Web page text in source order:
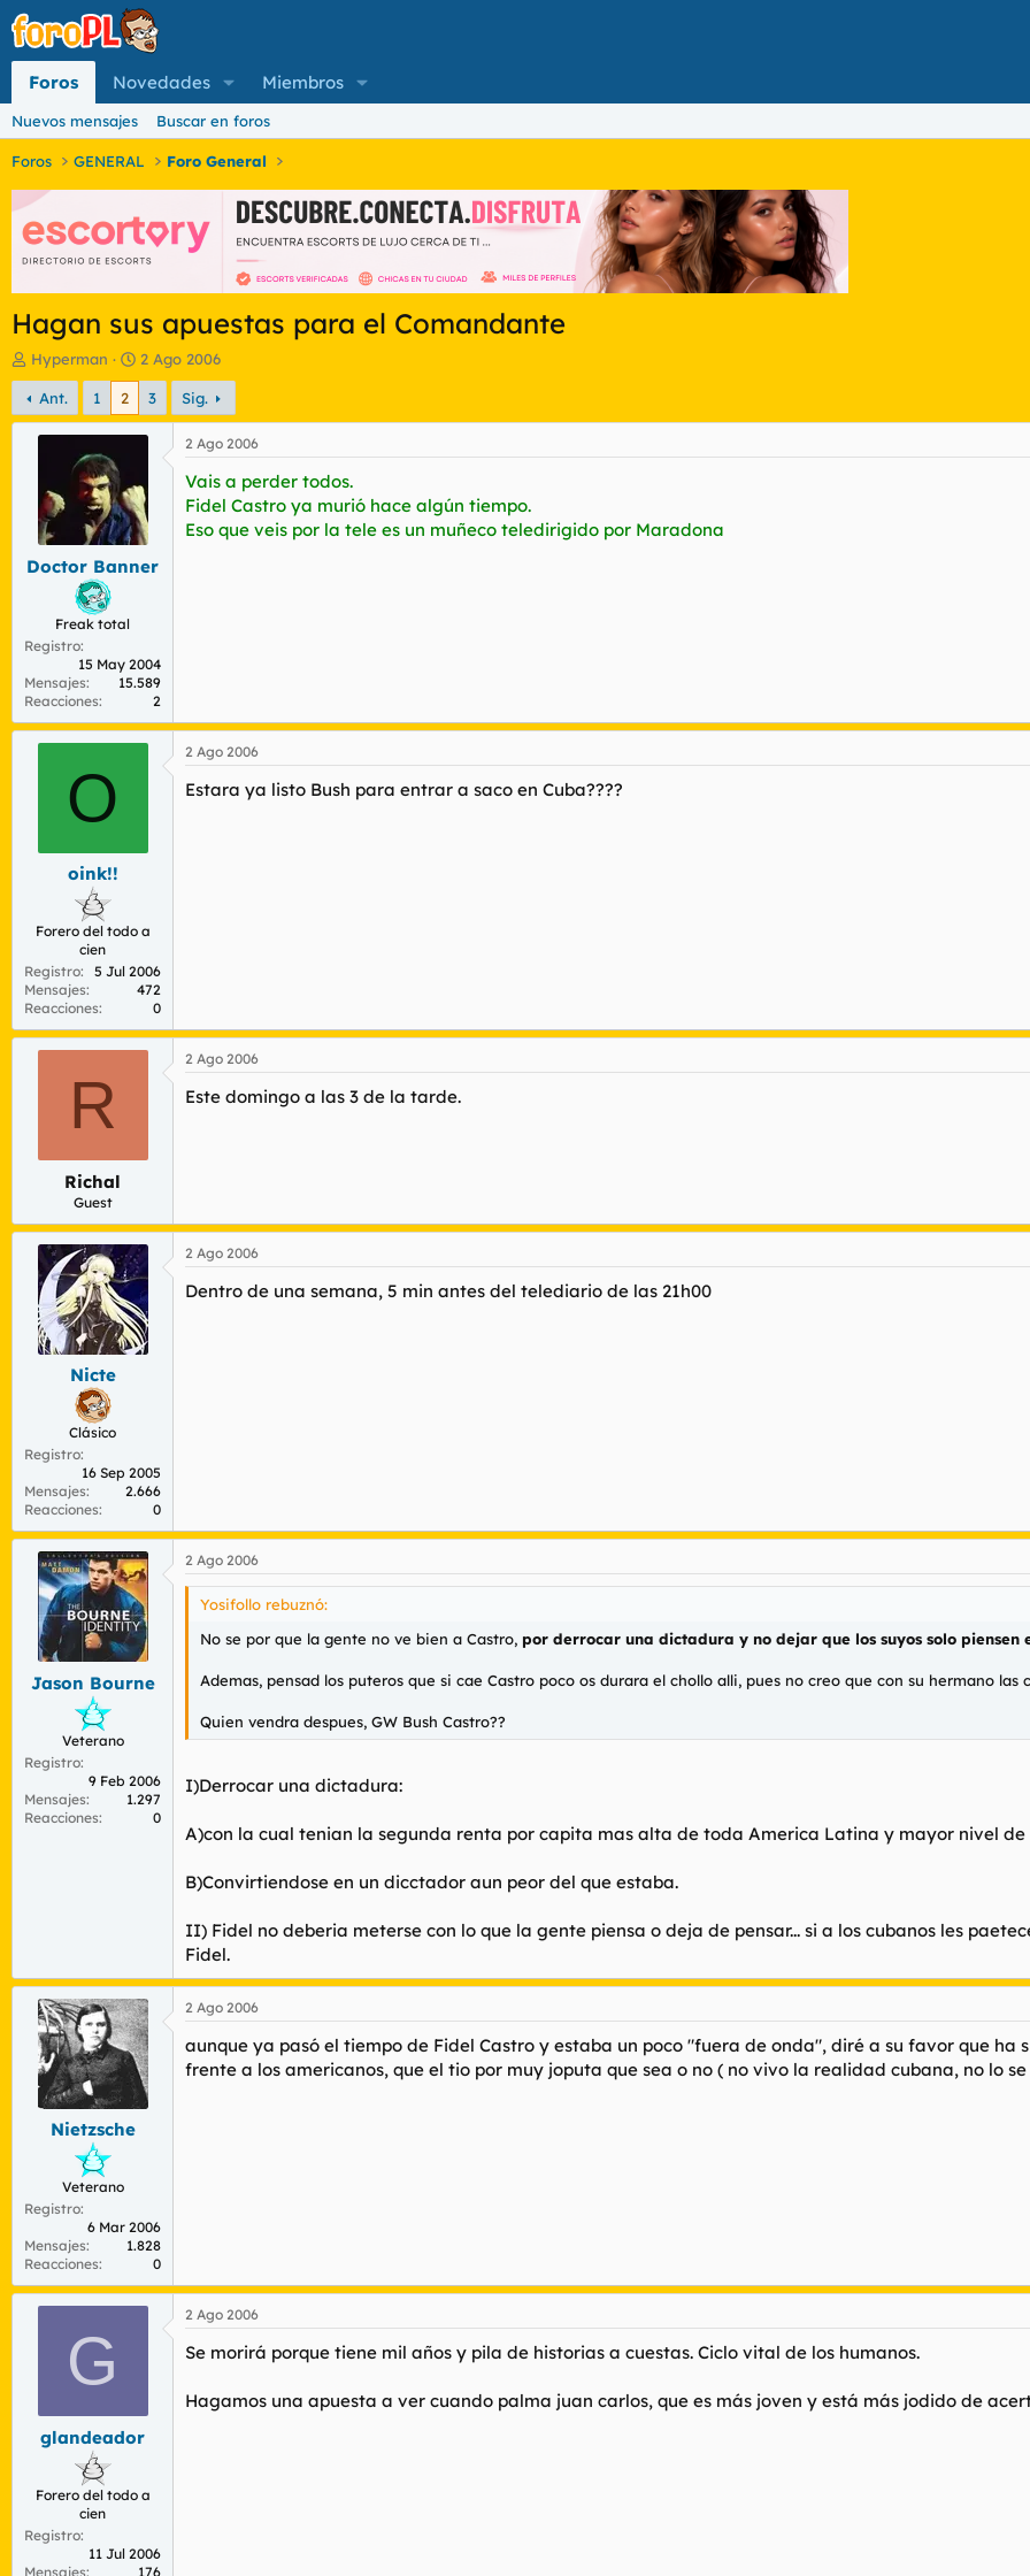
Foros Novedades Miembros
Nuevos mensajes Buscar en foros
Foros GENERAL Foro General
Hagan sus apuestas para el Comandante
I
n
i
c
d
e
m
Hyperman
F
e
h
a
e
i
n
i
c
2 Ago 2006
Ant. 1 2 3 Sig.
Doctor Banner
Freak total
Registro
15 May 2004
Mensajes
15.589
Reacciones
2
2 Ago 2006
Vais a perder todos.
Fidel Castro ya murió hace algún tiempo.
Eso que veis por la tele es un muñeco teledirigido por Maradona
O
oink!!
Forero del todo a
cien
Registro
5 Jul 2006
Mensajes
472
Reacciones
0
2 Ago 2006
Estara ya listo Bush para entrar a saco en Cuba????
R
Richal
Guest
2 Ago 2006
Este domingo a las 3 de la tarde.
Nicte
Clásico
Registro
16 Sep 2005
Mensajes
2.666
Reacciones
0
2 Ago 2006
Dentro de una semana, 5 min antes del telediario de las 21h00
Jason Bourne
Veterano
Registro
9 Feb 2006
Mensajes
1.297
Reacciones
0
2 Ago 2006
Yosifollo rebuznó:
No se por que la gente no ve bien a Castro, por derrocar una dictadura y no dejar que los suyos solo piensen
Ademas, pensad los puteros que si cae Castro poco os durara el chollo alli, pues no creo que con su hermano
Quien vendra despues, GW Bush Castro??
I)Derrocar una dictadura:
A)con la cual tenian la segunda renta por capita mas alta de toda America Latina y mayor nivel de
B)Convirtiendose en un dicctador aun peor del que estaba.
II) Fidel no deberia meterse con lo que la gente piensa o deja de pensar... si a los cubanos les
Fidel.
Nietzsche
Veterano
Registro
6 Mar 2006
Mensajes
1.828
Reacciones
0
2 Ago 2006
aunque ya pasó el tiempo de Fidel Castro y estaba un poco "fuera de onda", diré a su favor que ha
frente a los americanos, que el tio por muy joputa que sea o no ( no vivo la realidad cubana, no lo
G
glandeador
Forero del todo a
cien
Registro
11 Jul 2006
Mensajes
176
2 Ago 2006
Se morirá porque tiene mil años y pila de historias a cuestas. Ciclo vital de los humanos.
Hagamos una apuesta a ver cuando palma juan carlos, que es más joven y está más jodido de